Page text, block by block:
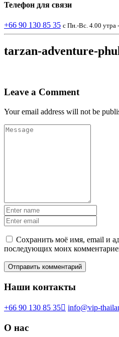
Телефон для связи
+66 90 130 85 35 с Пн.-Вс. 4.00 утра
tarzan-adventure-
Leave a Comment
Your email address will not be
Сохранить моё имя, email и
последующих моих
Наши контакты
+66 90 130 85 35 info@vip-
О нас